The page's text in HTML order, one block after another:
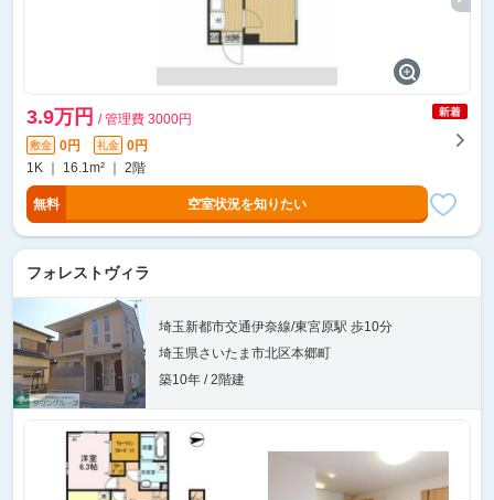
3.9万円 / 管理費 3000円
敷金 0円 礼金
0円
1K ｜ 16.1m² ｜ 2階
無料 空室状況を知りたい
フォレストヴィラ
埼玉新都市交通伊奈線/東宮原駅 歩10分
埼玉県さいたま市北区本郷町
築10年 / 2階建